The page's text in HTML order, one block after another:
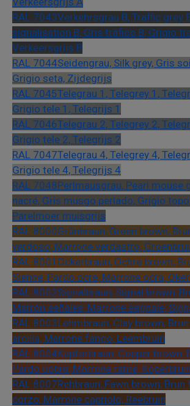
RAL 7043Verkehrsgrau B, Traffic grey
signalisation B, Gris tráfico B, Grigio
Verkeersgrijs B
RAL 7044Seidengrau, Silk grey, Gris
Grigio seta, Zijdegrijs
RAL 7045Telegrau 1, Telegrey 1,
Grigio tele 1, Telegrijs 1
RAL 7046Telegrau 2, Telegrey 2,
Grigio tele 2, Telegrijs 2
RAL 7047Telegrau 4, Telegrey 4,
Grigio tele 4, Telegrijs 4
RAL 7048Perlmausgrau, Pearl mouse
nacré, Gris musgo perlado, Grigio
Parelmoer muisgrijs
RAL 8000Grünbraun, Green brown,
verdoso, Marrone verdastro,
RAL 8001 Ockerbraun, Ochre brown,
Sienne, Pardo ocre, Marrone ocra,
RAL 8002Signalbraun, Signal brown,
Marrón señales, Marrone segnale,
RAL 8003Lehmbraun, Clay brown,
arcilla, Marrone fango, Leembruin
RAL 8004Kupferbraun, Copper brown,
Pardo cobre, Marrone rame, Koperbruin
RAL 8007Rehbraun, Fawn brown, Brun
corzo, Marrone capriolo, Reebruin